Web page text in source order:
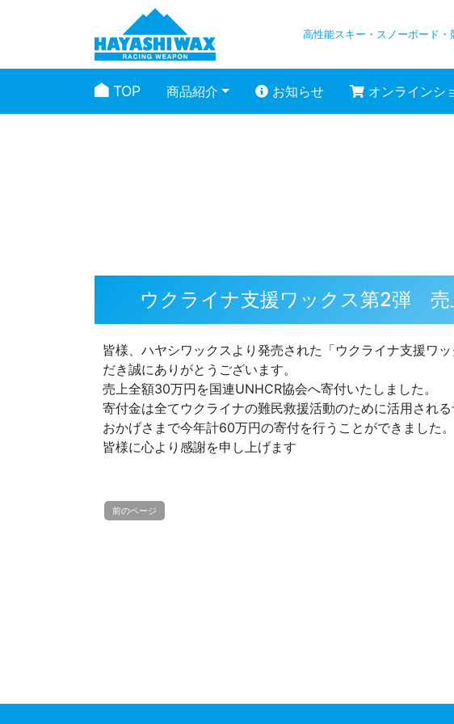
高性能スキー・スノーボード
TOP 商品紹介 お知らせ オンラインシ
ウクライナ支援ワックス第2弾 売
皆様、ハヤシワックスより発売された「ウクライナ支援ワ
だき誠にありがとうございます。
売上全額30万円を国連UNHCR協会へ寄付いたしました。
寄付金は全てウクライナの難民救援活動のために活用される
おかげさまで今年計60万円の寄付を行うことができました。
皆様に心より感謝を申し上げます
前のページ